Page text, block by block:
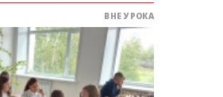
ВНЕ УРОКА